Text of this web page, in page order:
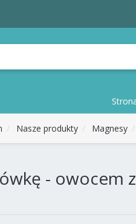
Nasze produkty Magnesy
- owocem